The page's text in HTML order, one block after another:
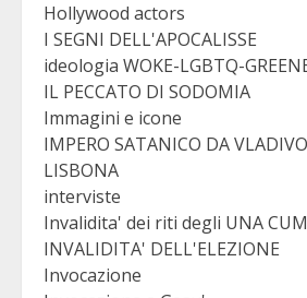
Hollywood actors
I SEGNI DELL'APOCALISSE
ideologia WOKE-LGBTQ-
IL PECCATO DI SODOMIA
Immagini e icone
IMPERO SATANICO DA
LISBONA
interviste
Invalidita' dei riti degli UNA CUM
INVALIDITA' DELL'ELEZIONE
Invocazione